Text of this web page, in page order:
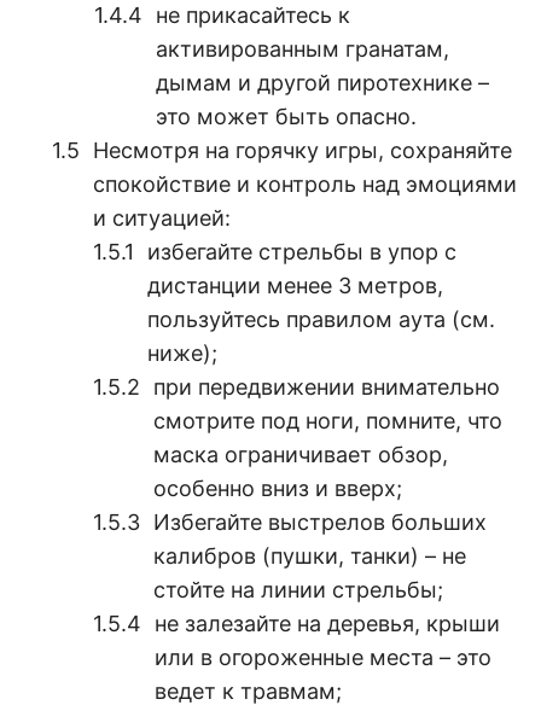
не прикасайтесь к
активированным гранатам,
дымам и другой пиротехнике –
это может быть опасно.
Несмотря на горячку игры, сохраняйте
спокойствие и контроль над эмоциями
и ситуацией:
избегайте стрельбы в упор с
дистанции менее 3 метров,
пользуйтесь правилом аута (см.
ниже);
при передвижении внимательно
смотрите под ноги, помните, что
маска ограничивает обзор,
особенно вниз и вверх;
Избегайте выстрелов больших
калибров (пушки, танки) – не
стойте на линии стрельбы;
не залезайте на деревья, крыши
или в огороженные места – это
ведет к травмам;